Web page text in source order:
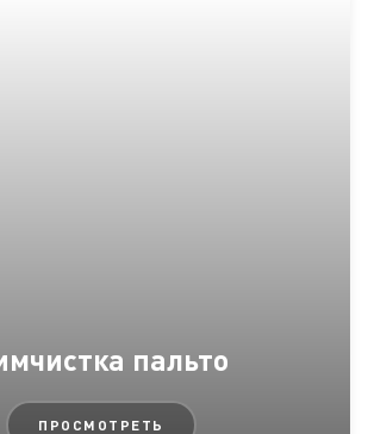
пальто
ПРОСМОТРЕТЬ